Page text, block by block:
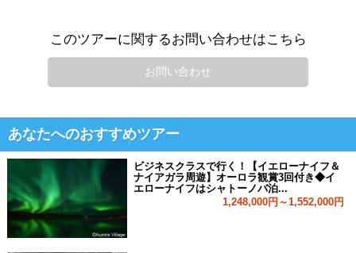
このツアーに関するお問い合わせはこちら
お問い合わせ
あなたへのおすすめツアー
ビジネスクラスで行く！【イエローナイフ＆
ナイアガラ周遊】オーロラ観賞3回付き◆イ
エローナイフはシャトーノバ泊...
1,248,000円～1,552,000円